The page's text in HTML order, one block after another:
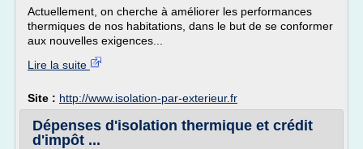
Actuellement, on cherche à améliorer les performances
thermiques de nos habitations, dans le but de se conformer
aux nouvelles exigences...
Lire la suite
Site : http://www.isolation-par-exterieur.fr
Dépenses d'isolation thermique et crédit
d'impôt ...